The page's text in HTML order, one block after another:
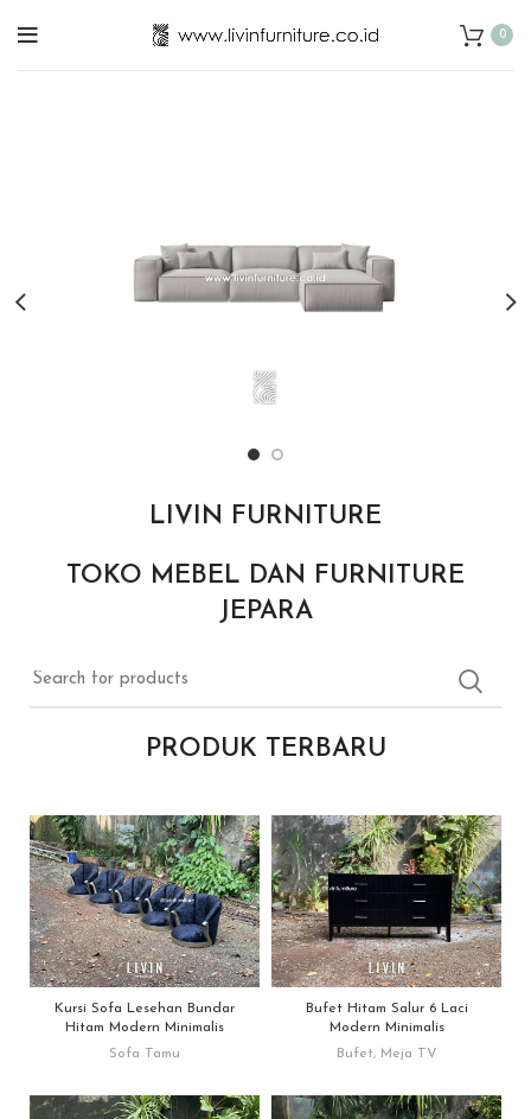
0
LIVIN FURNITURE
TOKO MEBEL DAN FURNITURE
JEPARA
PRODUK TERBARU
Kursi Sofa Lesehan Bundar
Hitam Modern Minimalis
Sofa Tamu
Bufet Hitam Salur 6 Laci
Modern Minimalis
Bufet, Meja TV